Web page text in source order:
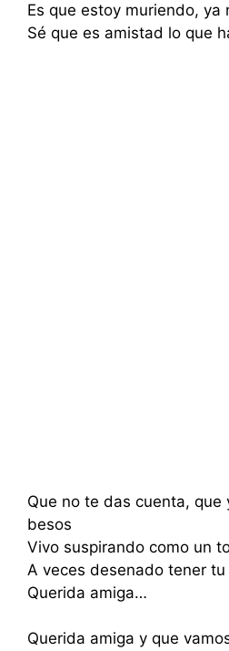
Es que estoy muriendo, ya
Sé que es amistad lo que
Que no te das cuenta, que
besos
Vivo suspirando como un
A veces desenado tener
Querida amiga…
Querida amiga y que